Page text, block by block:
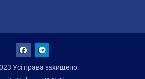
Усі права захищено.